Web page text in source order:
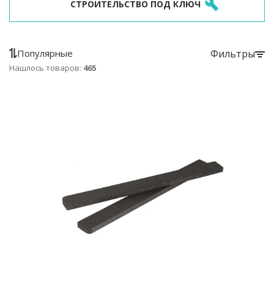
СТРОИТЕЛЬСТВО ПОД КЛЮЧ
Популярные Фильтры
Нашлось товаров: 465